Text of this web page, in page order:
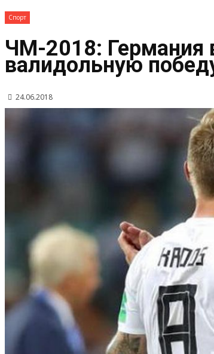
Спорт
ЧМ-2018: Германия
валидольную
24.06.2018